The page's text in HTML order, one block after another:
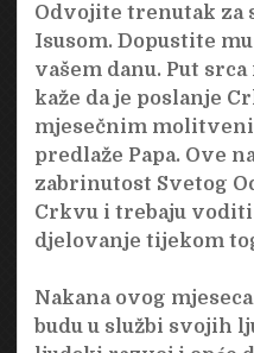
Odvojite trenutak za
Isusom. Dopustite
vašem danu. Put
kaže da je poslanje
mjesečnim
predlaže Papa. Ove
zabrinutost Svetog
Crkvu i trebaju
djelovanje tijekom
Nakana ovog
budu u službi svojih